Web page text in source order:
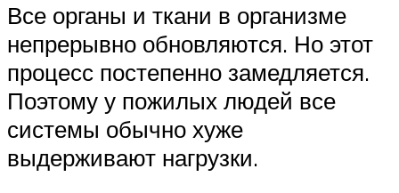
Все органы и ткани в организме
непрерывно обновляются. Но этот
процесс постепенно замедляется.
Поэтому у пожилых людей все
системы обычно хуже
выдерживают нагрузки.